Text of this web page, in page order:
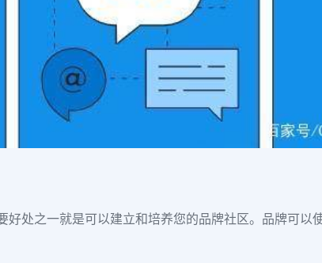
好处之一就是可以建立和培养您的品牌社区。品牌可以